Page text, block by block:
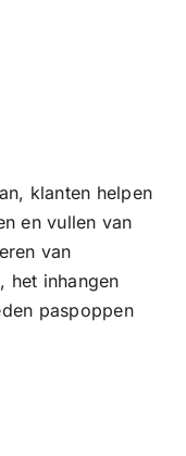
klanten helpen
en vullen van
van
het inhangen
paspoppen